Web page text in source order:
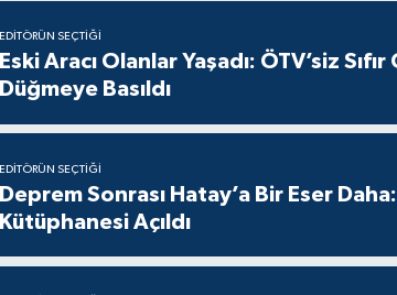
EDITÖRÜN SEÇTIĞI
Eski Aracı Olanlar Yaşadı: ÖTV’siz
Düğmeye Basıldı
EDITÖRÜN SEÇTIĞI
Deprem Sonrası Hatay’a Bir Eser
Kütüphanesi Açıldı